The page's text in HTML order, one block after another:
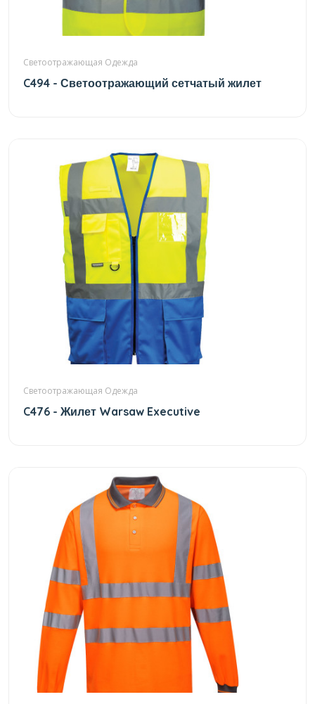
Светоотражающая Одежда
C494 - Светоотражающий сетчатый жилет
Светоотражающая Одежда
C476 - Жилет Warsaw Executive